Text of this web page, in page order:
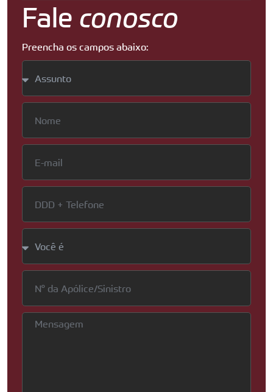
Fale conosco
Preencha os campos abaixo: